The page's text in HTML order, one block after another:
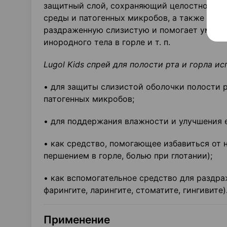
защитный слой, сохраняющий целостность
среды и патогенных микробов, а также
раздраженную слизистую и помогает
инородного тела в горле и т. п.
Lugol Kids спрей для полости рта и горла
• для защиты слизистой оболочки
патогенных микробов;
• для поддержания влажности и улучшения
• как средство, помогающее избавиться
першением в горле, болью при глотании);
• как вспомогательное средство для
фарингите, ларингите, стоматите, гингивите).
Применение